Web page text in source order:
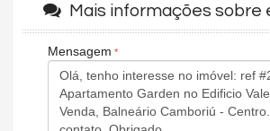
Área de Serviço
Sala de Estar
Sala para 2 Ambientes
Cozinha
Banheiro Social
Piso Cerâmico
Mais informações sobre
Mensagem